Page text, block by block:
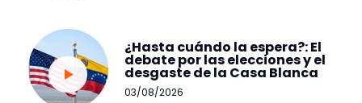
¿Hasta cuándo la espera?: El
debate por las elecciones y el
desgaste de la Casa Blanca
03/08/2026